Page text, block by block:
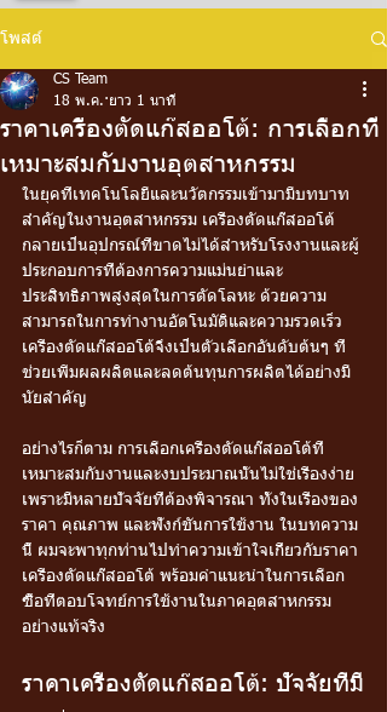
โพสต์
ราคาเครื่องตัดแก๊สออโต้: การเลือกที่
เหมาะสมกับงานอุตสาหกรรม
CS Team
18 พ.ค. ยาว 1 นาที
ในยุคที่เทคโนโลยีและนวัตกรรมเข้ามามีบทบาท
สำคัญในงานอุตสาหกรรม เครื่องตัดแก๊สออโต้
กลายเป็นอุปกรณ์ที่ขาดไม่ได้สำหรับโรงงานและผู้
ประกอบการที่ต้องการความแม่นยำและ
ประสิทธิภาพสูงสุดในการตัดโลหะ ด้วยความ
สามารถในการทำงานอัตโนมัติและความรวดเร็ว
เครื่องตัดแก๊สออโต้จึงเป็นตัวเลือกอันดับต้นๆ ที่
ช่วยเพิ่มผลผลิตและลดต้นทุนการผลิตได้อย่างมี
นัยสำคัญ
อย่างไรก็ตาม การเลือกเครื่องตัดแก๊สออโต้ที่
เหมาะสมกับงานและงบประมาณนั้นไม่ใช่เรื่องง่าย
เพราะมีหลายปัจจัยที่ต้องพิจารณา ทั้งในเรื่องของ
ราคา คุณภาพ และฟังก์ชันการใช้งาน ในบทความ
นี้ ผมจะพาทุกท่านไปทำความเข้าใจเกี่ยวกับราคา
เครื่องตัดแก๊สออโต้ พร้อมคำแนะนำในการเลือก
ซื้อที่ตอบโจทย์การใช้งานในภาคอุตสาหกรรม
อย่างแท้จริง
ราคาเครื่องตัดแก๊สออโต้: ปัจจัยที่มี